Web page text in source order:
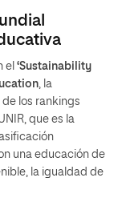
el ‘Sustainability
, la
los rankings
que es la
una educación de
la igualdad de